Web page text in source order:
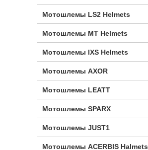
Мотошлемы LS2 Helmets
Мотошлемы MT Helmets
Мотошлемы IXS Helmets
Мотошлемы AXOR
Мотошлемы LEATT
Мотошлемы SPARX
Мотошлемы JUST1
Мотошлемы ACERBIS Halmets